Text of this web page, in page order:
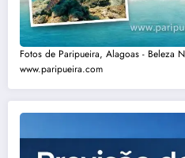
Fotos de Paripueira, Alagoas - Beleza
www.paripueira.com